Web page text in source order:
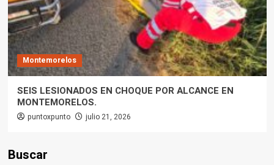
Montemorelos
SEIS LESIONADOS EN CHOQUE POR ALCANCE EN
MONTEMORELOS.
puntoxpunto julio 21, 2026
Buscar